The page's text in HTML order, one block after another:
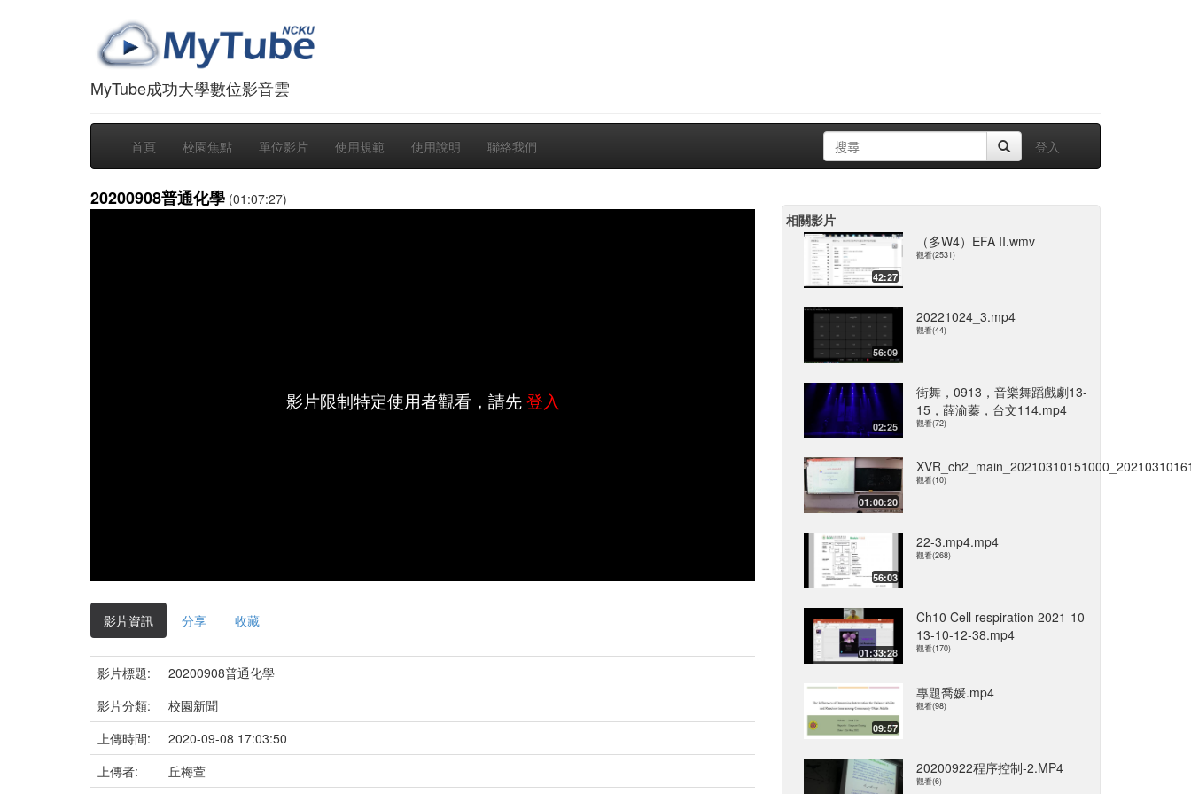
MyTube成功大學數位影音雲
首頁 校園焦點 單位影片 使用規範 使用說明 聯絡我們 登入
20200908普通化學 (01:07:27)
影片限制特定使用者觀看，請先登入
影片資訊 分享 收藏
影片標題:
20200908普通化學
影片分類:
校園新聞
上傳時間:
2020-09-08 17:03:50
上傳者:
丘梅萱
相關影片
42:27
（多W4）EFA II.wmv
觀看(2531)
56:09
20221024_3.mp4
觀看(44)
02:25
街舞，0913，音樂舞蹈戲劇13-
15，薛渝蓁，台文114.mp4
觀看(72)
01:00:20
觀看(10)
56:03
22-3.mp4.mp4
觀看(268)
01:33:28
Ch10 Cell respiration 2021-10-
13-10-12-38.mp4
觀看(170)
09:57
專題喬媛.mp4
觀看(98)
20200922程序控制-2.MP4
觀看(6)